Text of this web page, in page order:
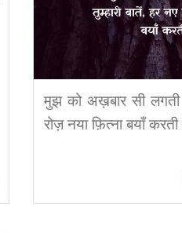
मुझ को अख़बार सी लगती
रोज़ नया फ़ित्ना बयाँ करती